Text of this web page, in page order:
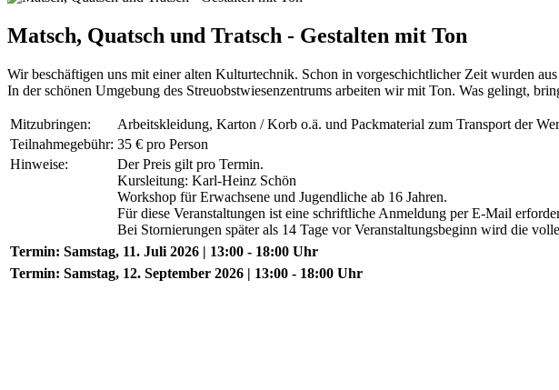
Matsch, Quatsch und Tratsch - Gestalten mit Ton
Wir beschäftigen uns mit einer alten Kulturtechnik. Schon in vorgeschichtlicher Zeit wurden
In der schönen Umgebung des Streuobstwiesenzentrums arbeiten wir mit Ton. Was gelingt,
Mitzubringen:
Arbeitskleidung, Karton / Korb o.ä. und Packmaterial zum Transport der
Teilnahmegebühr: 35 € pro Person
Hinweise:
Der Preis gilt pro Termin.
Kursleitung: Karl-Heinz Schön
Workshop für Erwachsene und Jugendliche ab 16 Jahren.
Für diese Veranstaltungen ist eine schriftliche Anmeldung per E-Mail
Bei Stornierungen später als 14 Tage vor Veranstaltungsbeginn wird die
Termin: Samstag, 11. Juli 2026 | 13:00 - 18:00 Uhr
Termin: Samstag, 12. September 2026 | 13:00 - 18:00 Uhr